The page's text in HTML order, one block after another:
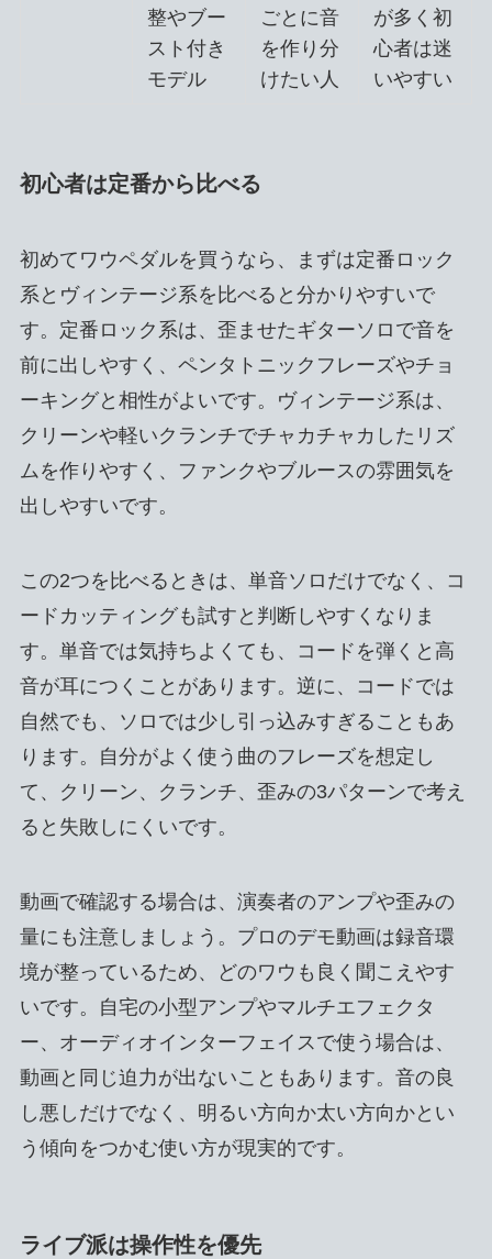
整やブー
スト付き
モデル
ごとに音
を作り分
けたい人
が多く初
心者は迷
いやすい
初心者は定番から比べる
初めてワウペダルを買うなら、まずは定番ロック
系とヴィンテージ系を比べると分かりやすいで
す。定番ロック系は、歪ませたギターソロで音を
前に出しやすく、ペンタトニックフレーズやチョ
ーキングと相性がよいです。ヴィンテージ系は、
クリーンや軽いクランチでチャカチャカしたリズ
ムを作りやすく、ファンクやブルースの雰囲気を
出しやすいです。
この2つを比べるときは、単音ソロだけでなく、コ
ードカッティングも試すと判断しやすくなりま
す。単音では気持ちよくても、コードを弾くと高
音が耳につくことがあります。逆に、コードでは
自然でも、ソロでは少し引っ込みすぎることもあ
ります。自分がよく使う曲のフレーズを想定し
て、クリーン、クランチ、歪みの3パターンで考え
ると失敗しにくいです。
動画で確認する場合は、演奏者のアンプや歪みの
量にも注意しましょう。プロのデモ動画は録音環
境が整っているため、どのワウも良く聞こえやす
いです。自宅の小型アンプやマルチエフェクタ
ー、オーディオインターフェイスで使う場合は、
動画と同じ迫力が出ないこともあります。音の良
し悪しだけでなく、明るい方向か太い方向かとい
う傾向をつかむ使い方が現実的です。
ライブ派は操作性を優先